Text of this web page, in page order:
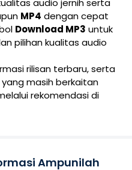
audio jernih serta
MP4 dengan cepat
Download MP3 untuk
pilihan kualitas audio
rilisan terbaru, serta
masih berkaitan
rekomendasi di
Ampunilah